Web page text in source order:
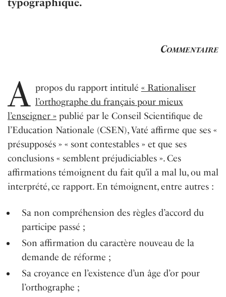
typographique.
Commentaire
A propos du rapport intitulé « Rationaliser
l’orthographe du français pour mieux
l’enseigner » publié par le Conseil Scientiﬁque de
l’Education Nationale (CSEN), Vaté affirme que ses «
présupposés » « sont contestables » et que ses
conclusions « semblent préjudiciables ». Ces
affirmations témoignent du fait qu’il a mal lu, ou mal
interprété, ce rapport. En témoignent, entre autres :
Sa non compréhension des règles d’accord du
participe passé ;
Son affirmation du caractère nouveau de la
demande de réforme ;
Sa croyance en l’existence d’un âge d’or pour
l’orthographe ;